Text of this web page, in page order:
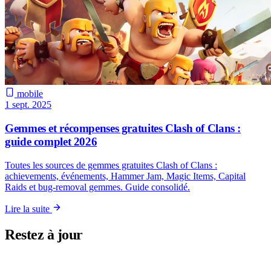
mobile
1 sept. 2025
Gemmes et récompenses gratuites Clash of Clans :
guide complet 2026
Toutes les sources de gemmes gratuites Clash of Clans :
achievements, événements, Hammer Jam, Magic Items, Capital
Raids et bug-removal gemmes. Guide consolidé.
Lire la suite
Restez à jour